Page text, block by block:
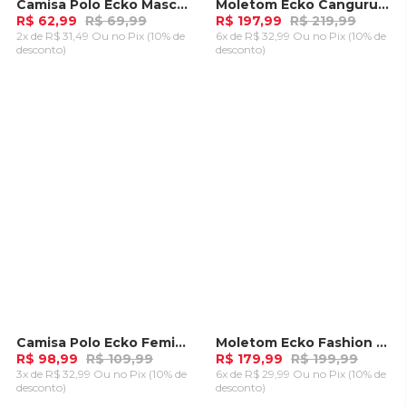
-10%Camisa Polo Ecko Masculina Rosa
R$ 62,99 R$ 69,99
2x de R$ 31,49 Ou no Pix (10% de
desconto)
-10%Moletom Ecko Canguru Fechado Azul Marinho
R$ 197,99 R$ 219,99
6x de R$ 32,99 Ou no Pix (10% de
desconto)
-10%
Camisa Polo Ecko Feminina Kubi Preta
R$ 98,99 R$ 109,99
3x de R$ 32,99 Ou no Pix (10% de
desconto)
-10%Moletom Ecko Fashion Basic Aberto Azul Marinho
R$ 179,99 R$ 199,99
6x de R$ 29,99 Ou no Pix (10% de
desconto)